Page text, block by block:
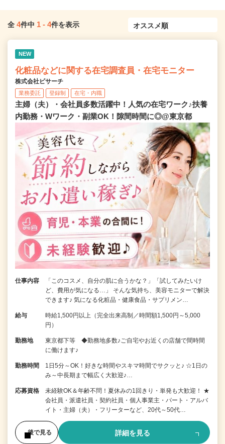
全 4件中 1 - 4件を表示
NEW
化粧品などに関する在宅調査員・在宅モニター
株式会社ビサーチ
業務委託 登録制 在宅・内職
主婦（夫）・会社員多数活躍中！人気の在宅ワーク♪扶養
内勤務・Wワーク・副業OK！隙間時間に◎@東京都
仕事内容
「このコスメ、自分の肌に合うかな？」「試してみたいけ
ど、費用が気になる…」 そんな気持ち、美容モニターで解決
できます♪ 気になる化粧品・健康食品・サプリメン…
給与
時給1,500円以上（完全出来高制／時間額1,500円～5,000
円）
勤務地
東京都下等 ◆勤務地多数♪ご自宅やお近くの店舗で間時間
に働けます♪
勤務時間
1日5分～OK！好きな時間やスキマ時間でサクッと♪ ☆1日の
み～中長期まで幅広く大歓迎♪…
応募資格
未経験OK＆年齢不問！夏休みの1回きり・単発も大歓迎！ ★
会社員・派遣社員・契約社員・個人事業主・パート・アルバ
イト・主婦（夫）・フリーターなど、20代～50代…
後で見る 詳細を見る